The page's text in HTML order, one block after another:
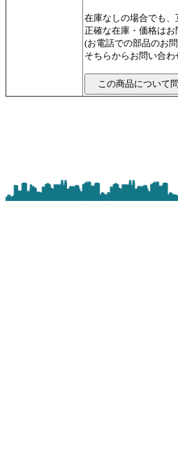
在庫なしの場合でも
正確な在庫・価格はお
(お電話での部品のお
そちらからお問い合